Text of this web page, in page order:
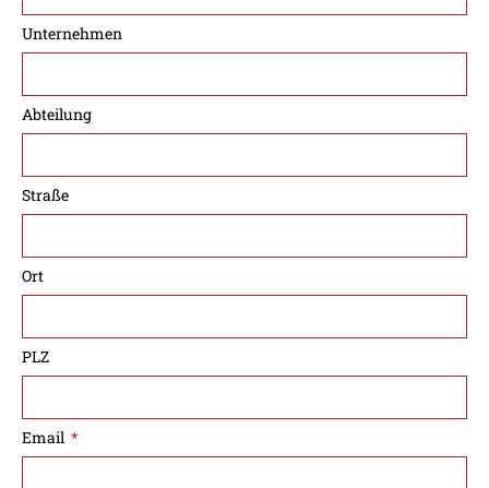
Unternehmen
Abteilung
Straße
Ort
PLZ
Email